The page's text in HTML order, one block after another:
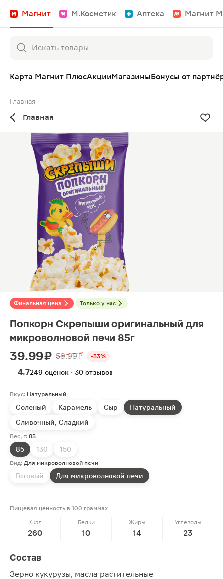
Магнит М.Косметик Аптека Магнит
Карта Магнит ПлюсАкцииМагазиныБонусы от
Главная
Главная
Финальная цена Только у нас
Попкорн Скрепыши оригинальный для
микроволновой печи 85г
39.99 ₽ 59.99 ₽ -33%
4.7249 оценок · 30 отзывов
Вкус: Натуральный
Соленый Карамель Сыр
Натуральный
Сливочный, Сладкий
Вес, г: 85
85 130 150
Вид: Для микроволновой печи
Готовый Для микроволновой печи
Пищевая ценность в 100 граммах
Ккал
260
Белки
10
Жиры
14
Углеводы
23
Состав
Зерно кукурузы, масла растительные